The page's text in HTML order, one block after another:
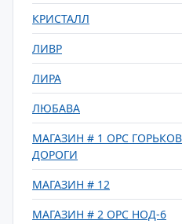
КРИСТАЛЛ
ЛИВР
ЛИРА
ЛЮБАВА
МАГАЗИН # 1 ОРС
ДОРОГИ
МАГАЗИН # 12
МАГАЗИН # 2 ОРС НОД-6